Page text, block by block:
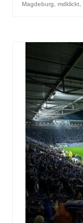
Magdeburg, mdklickt,